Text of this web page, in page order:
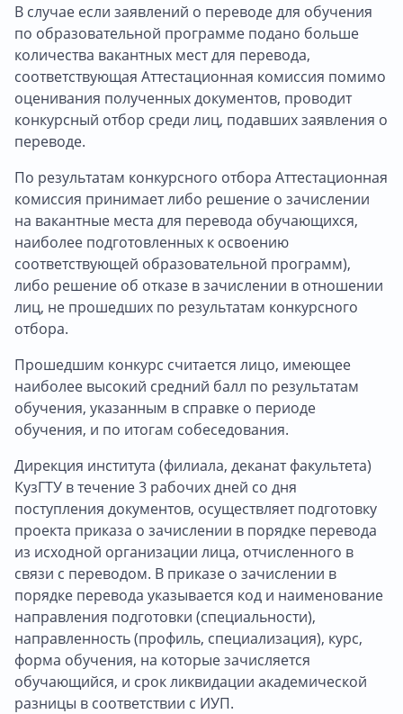
В случае если заявлений о переводе для обучения
по образовательной программе подано больше
количества вакантных мест для перевода,
соответствующая Аттестационная комиссия помимо
оценивания полученных документов, проводит
конкурсный отбор среди лиц, подавших заявления о
переводе.
По результатам конкурсного отбора Аттестационная
комиссия принимает либо решение о зачислении
на вакантные места для перевода обучающихся,
наиболее подготовленных к освоению
соответствующей образовательной программ),
либо решение об отказе в зачислении в отношении
лиц, не прошедших по результатам конкурсного
отбора.
Прошедшим конкурс считается лицо, имеющее
наиболее высокий средний балл по результатам
обучения, указанным в справке о периоде
обучения, и по итогам собеседования.
Дирекция института (филиала, деканат факультета)
КузГТУ в течение 3 рабочих дней со дня
поступления документов, осуществляет подготовку
проекта приказа о зачислении в порядке перевода
из исходной организации лица, отчисленного в
связи с переводом. В приказе о зачислении в
порядке перевода указывается код и наименование
направления подготовки (специальности),
направленность (профиль, специализация), курс,
форма обучения, на которые зачисляется
обучающийся, и срок ликвидации академической
разницы в соответствии с ИУП.